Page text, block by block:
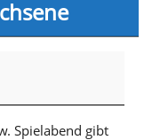
Spielabend gibt